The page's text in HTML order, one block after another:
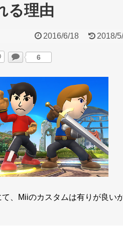
る理由
2016/6/18 2018/
6
、Miiのカスタムは有りが良い